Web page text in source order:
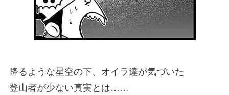
降るような星空の下、オイラ達が気づいた
登山者が少ない真実とは……